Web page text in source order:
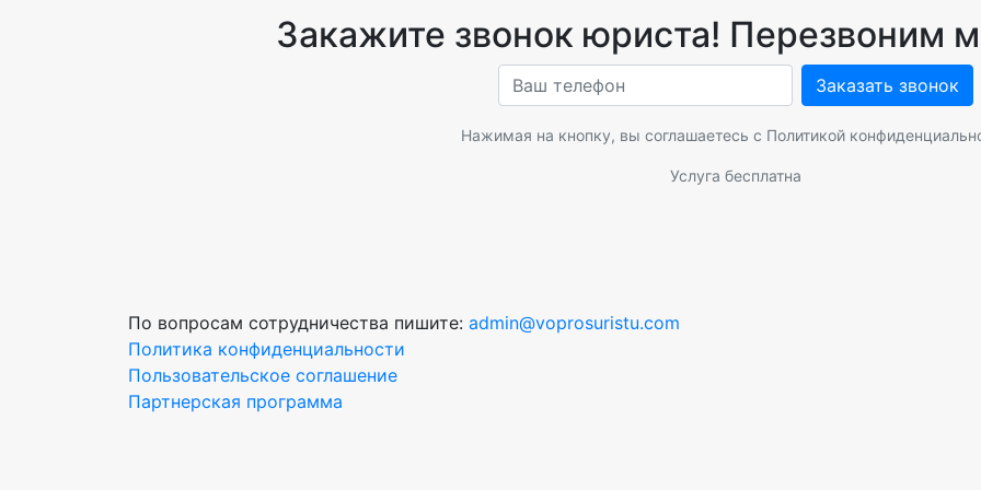
Закажите звонок юриста! Перезвоним
Заказать звонок
Нажимая на кнопку, вы соглашаетесь с Политикой
Услуга бесплатна
По вопросам сотрудничества пишите: admin@voprosuristu.com
Политика конфиденциальности
Пользовательское соглашение
Партнерская программа